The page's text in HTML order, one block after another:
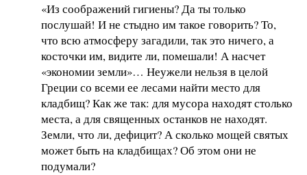
«Из соображений гигиены? Да ты только
послушай! И не стыдно им такое говорить? То,
что всю атмосферу загадили, так это ничего, а
косточки им, видите ли, помешали! А насчет
«экономии земли»… Неужели нельзя в целой
Греции со всеми ее лесами найти место для
кладбищ? Как же так: для мусора находят столько
места, а для священных останков не находят.
Земли, что ли, дефицит? А сколько мощей святых
может быть на кладбищах? Об этом они не
подумали?